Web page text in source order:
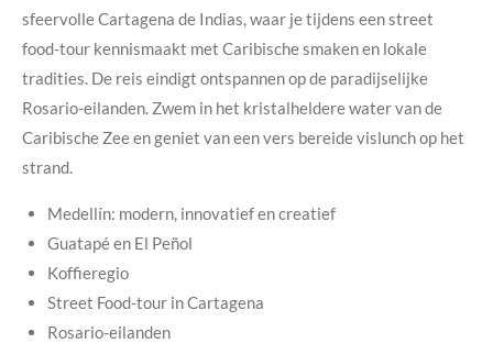
sfeervolle Cartagena de Indias, waar je tijdens een street
food-tour kennismaakt met Caribische smaken en lokale
tradities. De reis eindigt ontspannen op de paradijselijke
Rosario-eilanden. Zwem in het kristalheldere water van de
Caribische Zee en geniet van een vers bereide vislunch op het
strand.
Medellín: modern, innovatief en creatief
Guatapé en El Peñol
Koffieregio
Street Food-tour in Cartagena
Rosario-eilanden